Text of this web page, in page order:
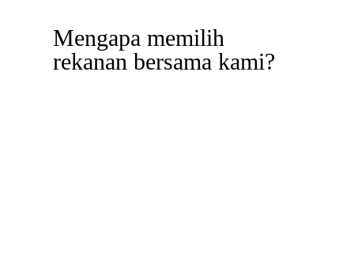
Mengapa memilih
rekanan bersama kami?